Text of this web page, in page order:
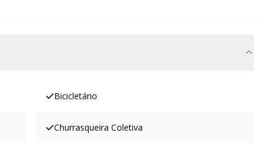
Bicicletário
Churrasqueira Coletiva